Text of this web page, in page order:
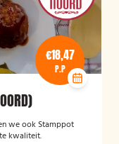
€18,47
P.P
we ook Stamppot
kwaliteit.